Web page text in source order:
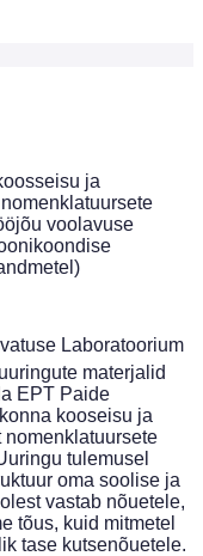
ja
voolavuse
Laboratoorium
materjalid
EPT Paide
kooseisu ja
nomenklatuursete
tulemusel
oma soolise ja
vastab nõuetele,
tõus, kuid mitmetel
tase kutsenõuetele.